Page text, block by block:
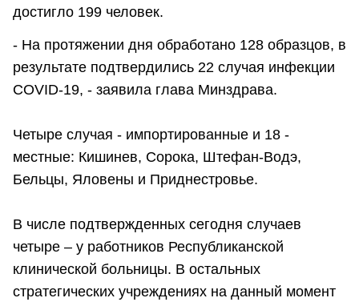
достигло 199 человек.
- На протяжении дня обработано 128 образцов, в
результате подтвердились 22 случая инфекции
COVID-19, - заявила глава Минздрава.
Четыре случая - импортированные и 18 -
местные: Кишинев, Сорока, Штефан-Водэ,
Бельцы, Яловены и Приднестровье.
В числе подтвержденных сегодня случаев
четыре – у работников Республиканской
клинической больницы. В остальных
стратегических учреждениях на данный момент